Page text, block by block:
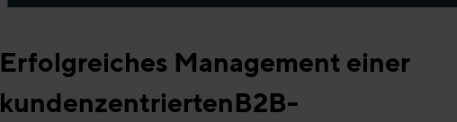
Erfolgreiches Management einer
kundenzentriertenB2B-